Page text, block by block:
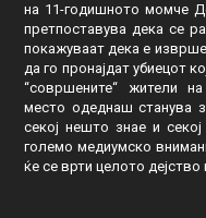
на 11-годишното момче
претпоставува дека се
покажуваат дека е
да го пронајдат убиецот
“совршените“ жители
место одеднаш станува
секој нешто знае и
големо медиумско
ќе се врти целото